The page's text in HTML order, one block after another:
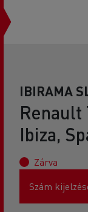
IBIRAMA
Ibiza,
Zárva
Szám